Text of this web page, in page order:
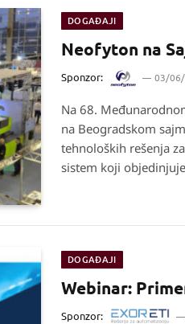
DOGAĐAJI
Neofyton na
Sponzor: 03/
Na 68.
na Beogradskom
tehnoloških rešenja
sistem koji
DOGAĐAJI
Webinar:
Sponzor: